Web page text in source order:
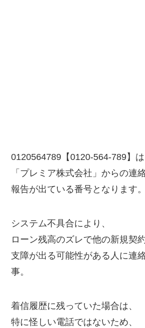
0120564789【0120-564-789】は
「プレミア株式会社」からの連
報告が出ている番号となります。
システム不具合により、
ローン残高のズレで他の新規契
支障が出る可能性がある人に連
事。
着信履歴に残っていた場合は、
特に怪しい電話ではないため、